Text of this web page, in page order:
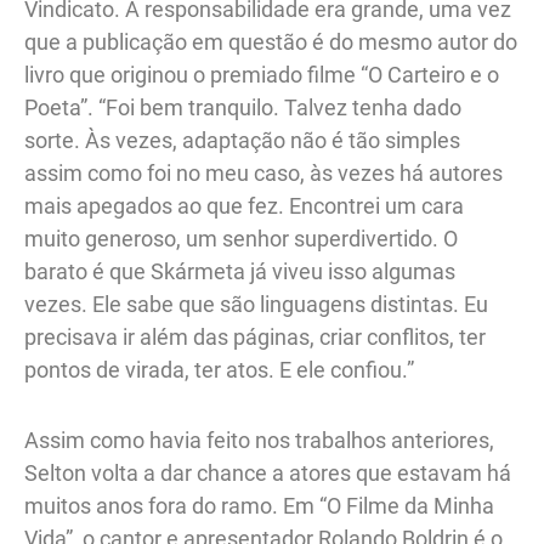
Vindicato. A responsabilidade era grande, uma vez
que a publicação em questão é do mesmo autor do
livro que originou o premiado filme “O Carteiro e o
Poeta”. “Foi bem tranquilo. Talvez tenha dado
sorte. Às vezes, adaptação não é tão simples
assim como foi no meu caso, às vezes há autores
mais apegados ao que fez. Encontrei um cara
muito generoso, um senhor superdivertido. O
barato é que Skármeta já viveu isso algumas
vezes. Ele sabe que são linguagens distintas. Eu
precisava ir além das páginas, criar conflitos, ter
pontos de virada, ter atos. E ele confiou.”
Assim como havia feito nos trabalhos anteriores,
Selton volta a dar chance a atores que estavam há
muitos anos fora do ramo. Em “O Filme da Minha